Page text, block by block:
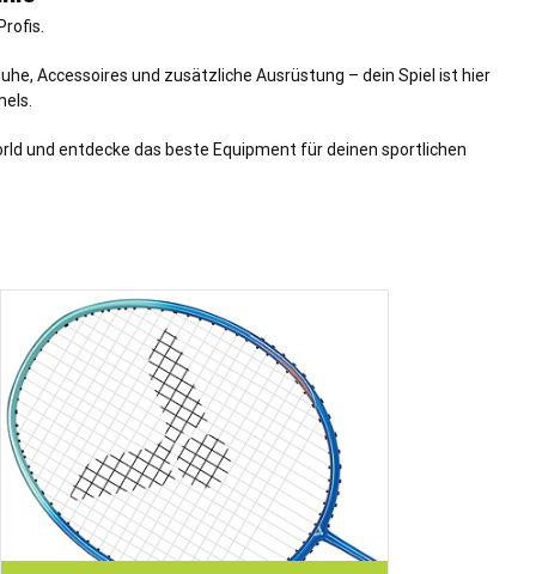
Accessoires und zusätzliche Ausrüstung – dein Spiel ist hier
und entdecke das beste Equipment für deinen sportlichen